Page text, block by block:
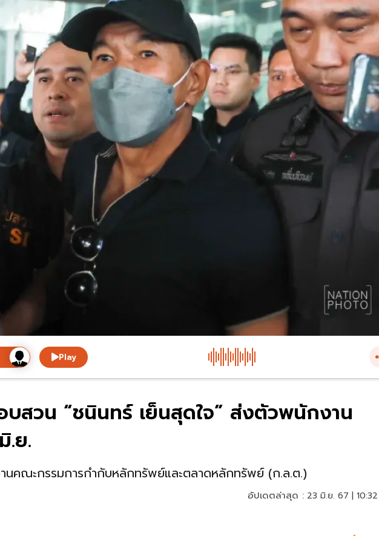
Play
อบสวน “ชนินทร์ เย็นสุดใจ” ส่งตัวพนักงาน
.ย.
นคณะกรรมการกำกับหลักทรัพย์และตลาดหลักทรัพย์ (ก.ล.ต.)
อัปเดตล่าสุด : 23 มิ.ย. 67 |